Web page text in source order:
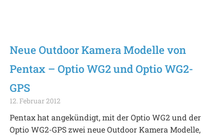
Neue Outdoor Kamera Modelle von
Pentax – Optio WG2 und Optio WG2-
GPS
12. Februar 2012
Pentax hat angekündigt, mit der Optio WG2 und der
Optio WG2-GPS zwei neue Outdoor Kamera Modelle,